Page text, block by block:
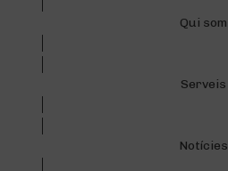
Qui som
Serveis
Notícies